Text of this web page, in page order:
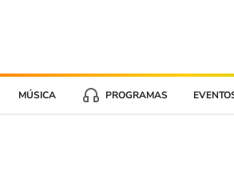
MÚSICA PROGRAMAS